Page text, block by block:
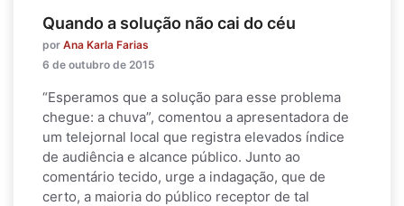
Quando a solução não cai do céu
por Ana Karla Farias
6 de outubro de 2015
“Esperamos que a solução para esse problema
chegue: a chuva”, comentou a apresentadora de
um telejornal local que registra elevados índice
de audiência e alcance público. Junto ao
comentário tecido, urge a indagação, que de
certo, a maioria do público receptor de tal